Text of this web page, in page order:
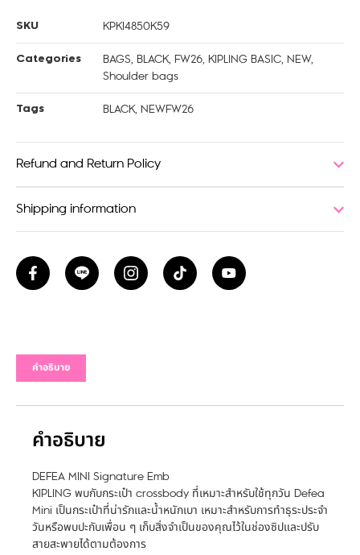
SKU KPKI4850K59
Categories BAGS, BLACK, FW26, KIPLING BASIC, NEW,
Shoulder bags
Tags BLACK, NEWFW26
Refund and Return Policy
Shipping information
คำอธิบาย
คำอธิบาย
DEFEA MINI Signature Emb
KIPLING พบกับกระเป๋า crossbody ที่เหมาะสำหรับใช้ทุกวัน Defea
Mini เป็นกระเป๋าที่น่ารักและน้ำหนักเบา เหมาะสำหรับการทำธุระประจำ
วันหรือพบปะกับเพื่อน ๆ เก็บสิ่งจำเป็นของคุณไว้ในช่องซิปและปรับ
สายสะพายได้ตามต้องการ